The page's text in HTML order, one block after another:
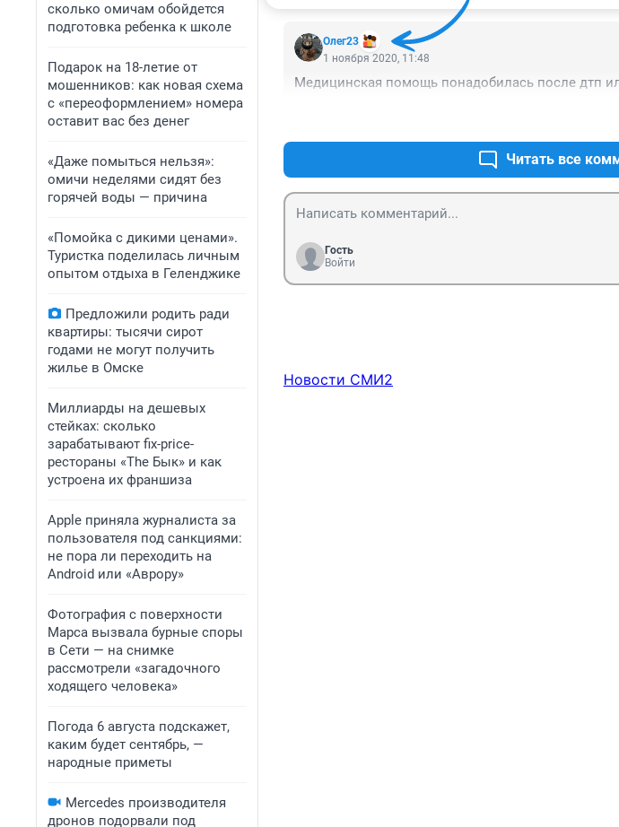
сколько омичам обойдется
подготовка ребенка к школе
Подарок на 18-летие от
мошенников: как новая схема
с «переоформлением» номера
оставит вас без денег
«Даже помыться нельзя»:
омичи неделями сидят без
горячей воды — причина
«Помойка с дикими ценами».
Туристка поделилась личным
опытом отдыха в Геленджике
Предложили родить ради
квартиры: тысячи сирот
годами не могут получить
жилье в Омске
Миллиарды на дешевых
стейках: сколько
зарабатывают fix-price-
рестораны «The Бык» и как
устроена их франшиза
Apple приняла журналиста за
пользователя под санкциями:
не пора ли переходить на
Android или «Аврору»
Фотография с поверхности
Марса вызвала бурные споры
в Сети — на снимке
рассмотрели «загадочного
ходящего человека»
Погода 6 августа подскажет,
каким будет сентябрь, —
народные приметы
Mercedes производителя
дронов подорвали под
Олег23
1 ноября 2020, 11:48
Медицинская помощь понадобилась после дтп
Читать все
Гость
Войти
Новости СМИ2